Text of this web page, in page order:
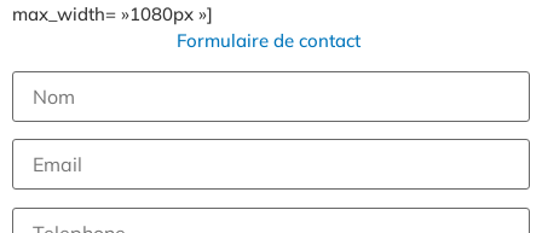
max_width= »1080px »]
Formulaire de contact